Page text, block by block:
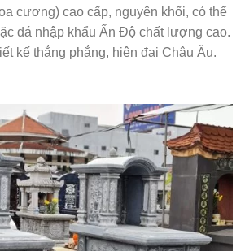
cương) cao cấp, nguyên khối, có thể
đá nhập khẩu Ấn Độ chất lượng cao.
kế thẳng phẳng, hiện đại Châu Âu.